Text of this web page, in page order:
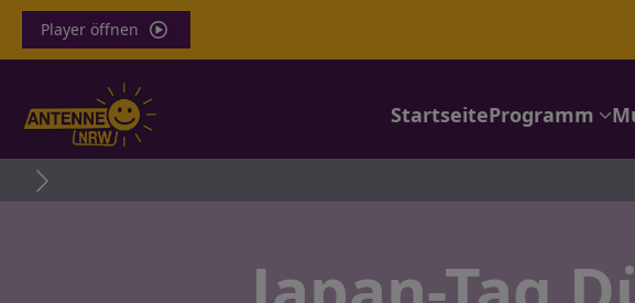
Player öffnen
StartseiteProgramm
„Lieber